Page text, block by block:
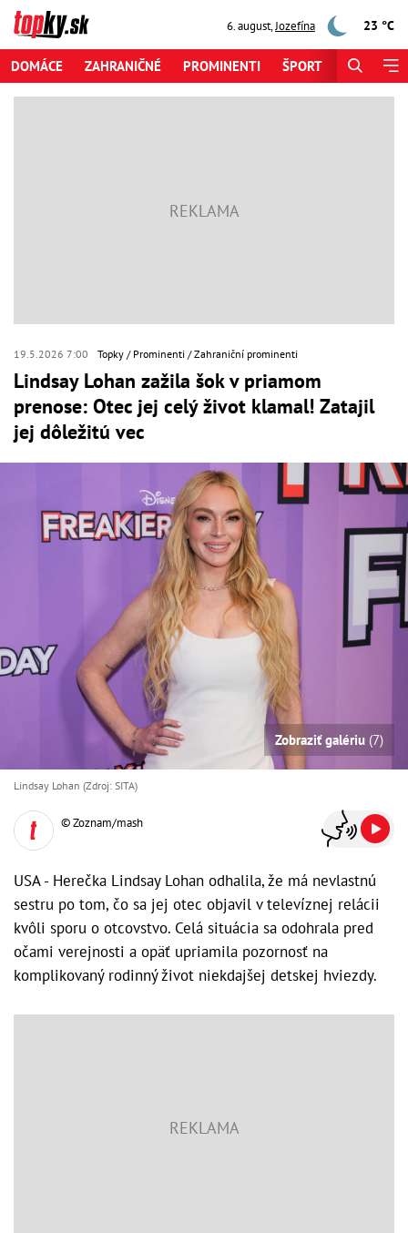
6. august,Jozefína 23 °C
DOMÁCE ZAHRANIČNÉ PROMINENTI ŠPORT
19.5.2026 7:00 Topky Prominenti Zahraniční prominenti
Lindsay Lohan zažila šok v priamom
prenose: Otec jej celý život klamal! Zatajil
jej dôležitú vec
Zobraziť galériu (7)
Lindsay Lohan (Zdroj: SITA)
© Zoznam/mash
USA - Herečka Lindsay Lohan odhalila, že má nevlastnú
sestru po tom, čo sa jej otec objavil v televíznej relácii
kvôli sporu o otcovstvo. Celá situácia sa odohrala pred
očami verejnosti a opäť upriamila pozornosť na
komplikovaný rodinný život niekdajšej detskej hviezdy.